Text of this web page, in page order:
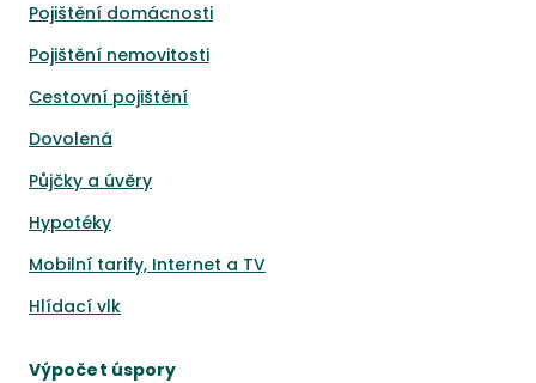
Pojištění domácnosti
Pojištění nemovitosti
Cestovní pojištění
Dovolená
Půjčky a úvěry
Hypotéky
Mobilní tarify, Internet a TV
Hlídací vlk
Výpočet úspory